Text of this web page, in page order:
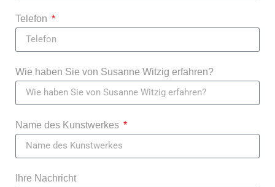
Telefon
Wie haben Sie von Susanne Witzig erfahren?
Name des Kunstwerkes
Ihre Nachricht